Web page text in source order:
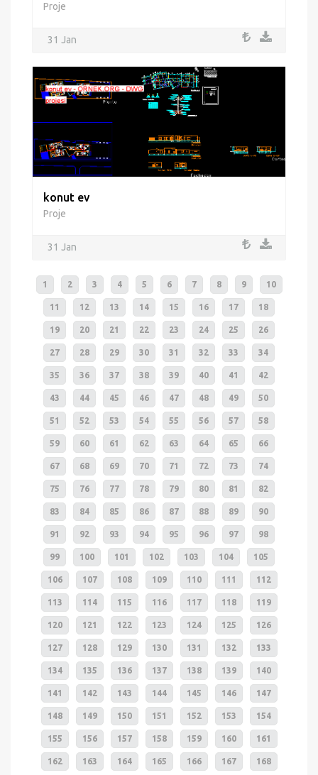
Proje
31 Jan
konut ev
Proje
31 Jan
1 2 3 4 5 6 7 8 9 10
11 12 13 14 15 16 17 18
19 20 21 22 23 24 25 26
27 28 29 30 31 32 33 34
35 36 37 38 39 40 41 42
43 44 45 46 47 48 49 50
51 52 53 54 55 56 57 58
59 60 61 62 63 64 65 66
67 68 69 70 71 72 73 74
75 76 77 78 79 80 81 82
83 84 85 86 87 88 89 90
91 92 93 94 95 96 97 98
99 100 101 102 103 104 105
106 107 108 109 110 111 112
113 114 115 116 117 118 119
120 121 122 123 124 125 126
127 128 129 130 131 132 133
134 135 136 137 138 139 140
141 142 143 144 145 146 147
148 149 150 151 152 153 154
155 156 157 158 159 160 161
162 163 164 165 166 167 168